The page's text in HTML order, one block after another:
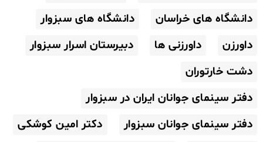
دانشگاه های خراسان
دانشگاه های سبزوار
داورزن
داورزنی ها
دبیرستان اسرار سبزوار
دشت خارتوران
دفتر سینمای جوانان ایران در سبزوار
دفتر سینمای جوانان سبزوار
دکتر امین کوشکی